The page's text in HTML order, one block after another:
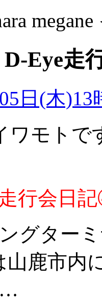
D-Eye走
日(木)13
ワモト
走行会日
グター
山鹿市内
…